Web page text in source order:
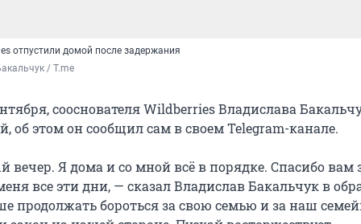
отпустили домой после задержания
/ T.me
сооснователя Wildberries Владислава
об этом он сообщил сам в своем Telegram-канале.
вечер. Я дома и со мной всё в порядке. Спасибо вам
все эти дни, — сказал Владислав Бакальчук в
продолжать бороться за свою семью и за наш